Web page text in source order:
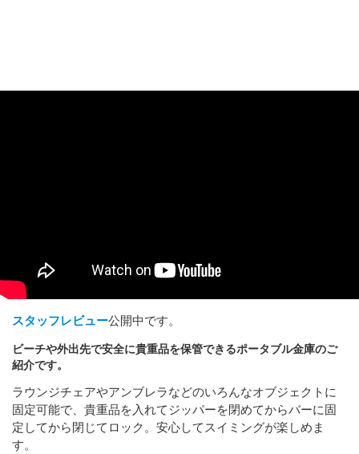
スタッフレビュー公開中です。
ビーチや外出先で安全に貴重品を保管できるポータブル金庫のご
紹介です。
ラウンジチェアやアンブレラなどのいろんなオブジェクトに
固定可能で、貴重品を入れてジッパーを閉めてからバーに固
定してから閉じてロック。安心してスイミングが楽しめま
す。